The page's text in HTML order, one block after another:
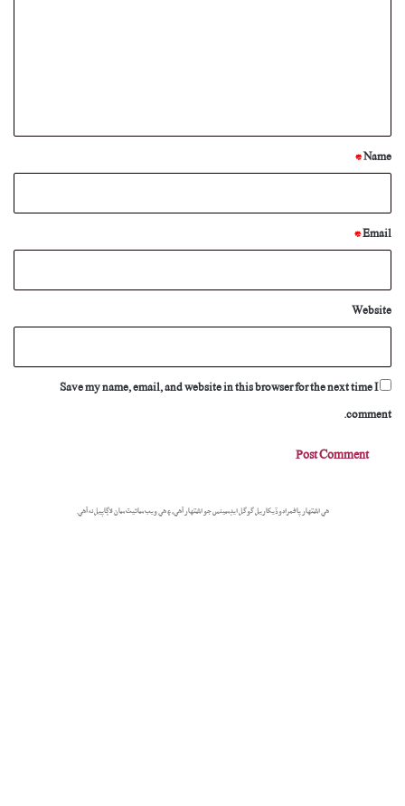
*
Name
*
Email
*
Website
Save my name, email, and website in this browser for the next time I
comment.
هي اشتهار پاڻمرادو ڏيکاريل گوگل ايڊسينس جو اشتهار آهي، ۽ هي ويب سائيٽ سان لاڳاپيل نه آهي.